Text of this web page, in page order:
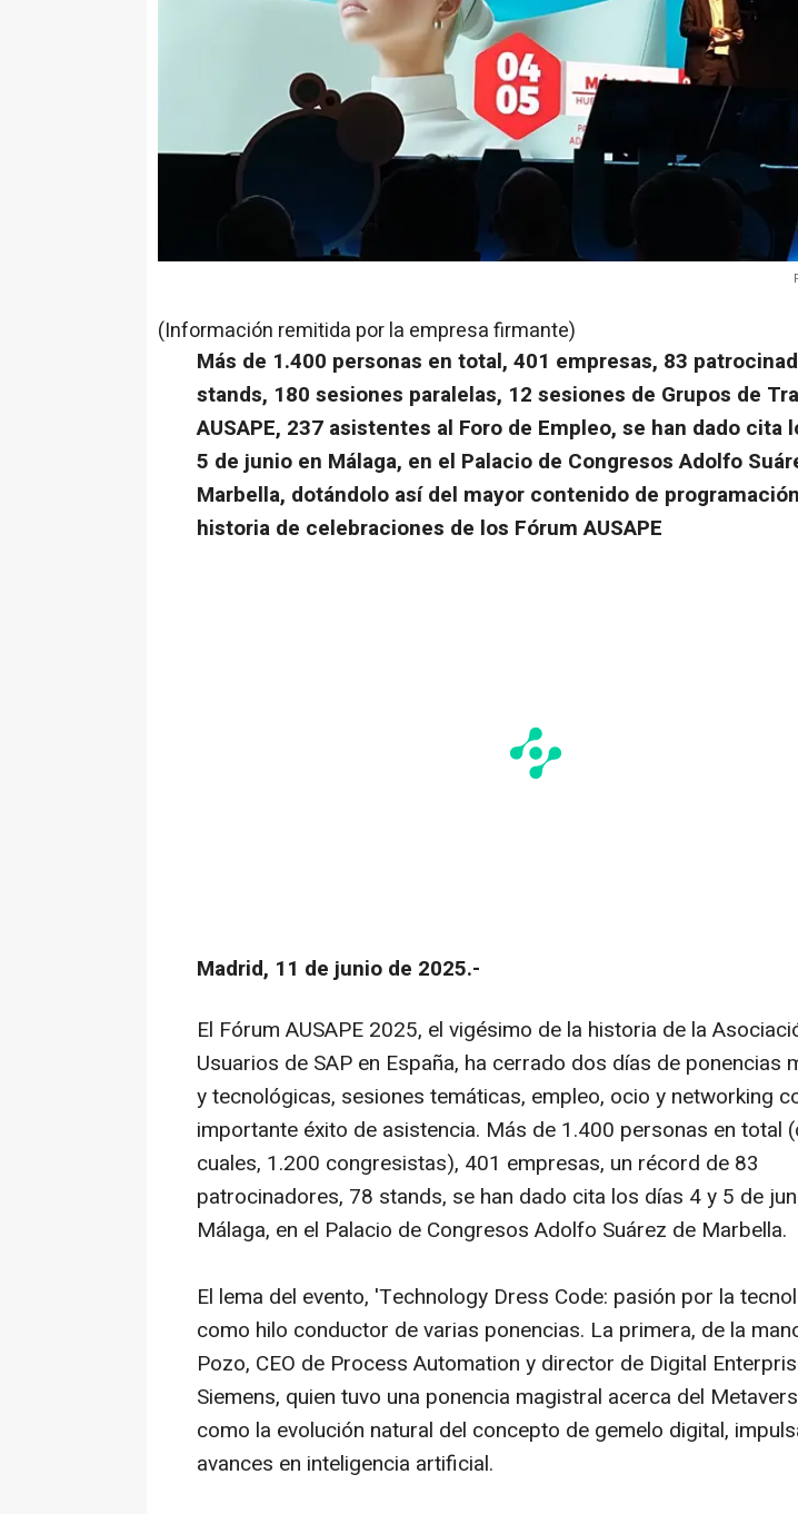
(Información remitida por la empresa firmante)
Más de 1.400 personas en total, 401 empresas, 83
stands, 180 sesiones paralelas, 12 sesiones de Grupos de
AUSAPE, 237 asistentes al Foro de Empleo, se han dado cita
5 de junio en Málaga, en el Palacio de Congresos Adolfo
Marbella, dotándolo así del mayor contenido de
historia de celebraciones de los Fórum AUSAPE
Madrid, 11 de junio de 2025.-
El Fórum AUSAPE 2025, el vigésimo de la historia de la
Usuarios de SAP en España, ha cerrado dos días de ponencias
y tecnológicas, sesiones temáticas, empleo, ocio y networking
importante éxito de asistencia. Más de 1.400 personas en total
cuales, 1.200 congresistas), 401 empresas, un récord de 83
patrocinadores, 78 stands, se han dado cita los días 4 y 5 de
Málaga, en el Palacio de Congresos Adolfo Suárez de Marbella.
El lema del evento, 'Technology Dress Code: pasión por la
como hilo conductor de varias ponencias. La primera, de la
Pozo, CEO de Process Automation y director de Digital
Siemens, quien tuvo una ponencia magistral acerca del
como la evolución natural del concepto de gemelo digital,
avances en inteligencia artificial.